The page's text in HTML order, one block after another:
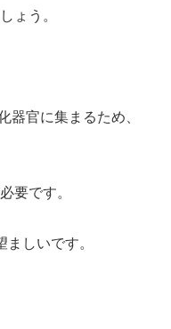
ょう。
器官に集まるため、
要です。
しいです。